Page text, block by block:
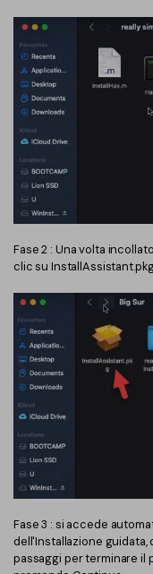
Fase 2 : Una volta
clic su
Fase 3 : si accede
dell'Installazione
passaggi per terminare il